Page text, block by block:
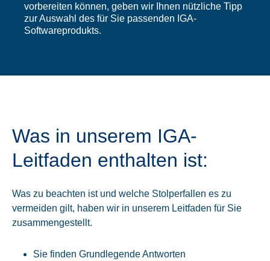
vorbereiten können, geben wir Ihnen nützliche Tipp
zur Auswahl des für Sie passenden IGA-
Softwareprodukts.
Was in unserem IGA-
Leitfaden enthalten ist:
Was zu beachten ist und welche Stolperfallen es zu
vermeiden gilt, haben wir in unserem Leitfaden für Sie
zusammengestellt.
Sie finden Grundlegende Antworten